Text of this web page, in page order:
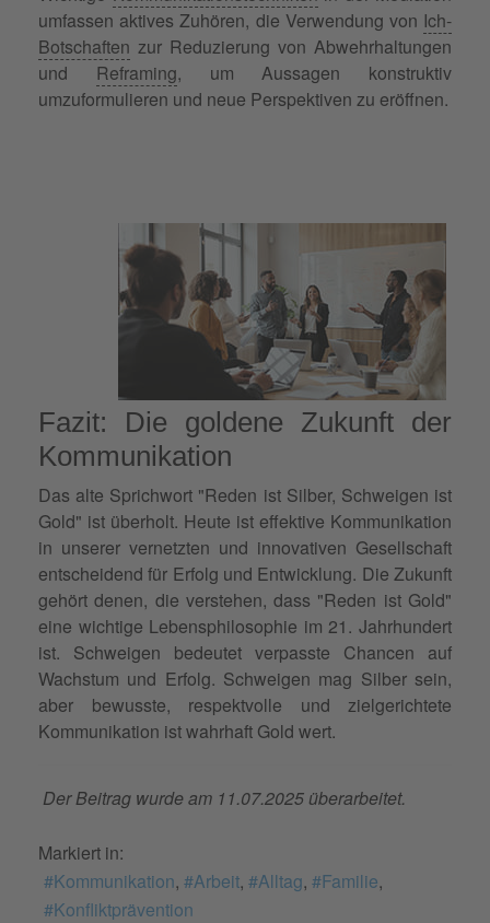
umfassen aktives Zuhören, die Verwendung von Ich-
Botschaften zur Reduzierung von Abwehrhaltungen
und Reframing, um Aussagen konstruktiv
umzuformulieren und neue Perspektiven zu eröffnen.
Fazit: Die goldene Zukunft der
Kommunikation
Das alte Sprichwort "Reden ist Silber, Schweigen ist
Gold" ist überholt. Heute ist effektive Kommunikation
in unserer vernetzten und innovativen Gesellschaft
entscheidend für Erfolg und Entwicklung. Die Zukunft
gehört denen, die verstehen, dass "Reden ist Gold"
eine wichtige Lebensphilosophie im 21. Jahrhundert
ist. Schweigen bedeutet verpasste Chancen auf
Wachstum und Erfolg. Schweigen mag Silber sein,
aber bewusste, respektvolle und zielgerichtete
Kommunikation ist wahrhaft Gold wert.
Der Beitrag wurde am 11.07.2025 überarbeitet.
Markiert in:
Kommunikation
Arbeit Alltag
Familie
Konfliktprävention